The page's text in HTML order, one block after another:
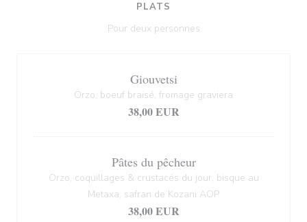
PLATS
Pour deux personnes
Giouvetsi
Orzo, boeuf braisé, fromage graviera
38,00 EUR
Pâtes du pêcheur
Orzo, coquillages & crustacés du jour, bisque au
Metaxa, safran de Kozani AOP
38,00 EUR